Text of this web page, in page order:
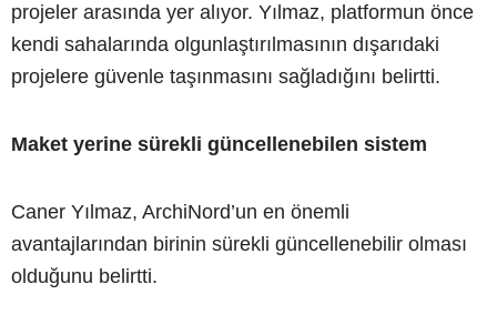
projeler arasında yer alıyor. Yılmaz, platformun önce
kendi sahalarında olgunlaştırılmasının dışarıdaki
projelere güvenle taşınmasını sağladığını belirtti.
Maket yerine sürekli güncellenebilen sistem
Caner Yılmaz, ArchiNord’un en önemli
avantajlarından birinin sürekli güncellenebilir olması
olduğunu belirtti.